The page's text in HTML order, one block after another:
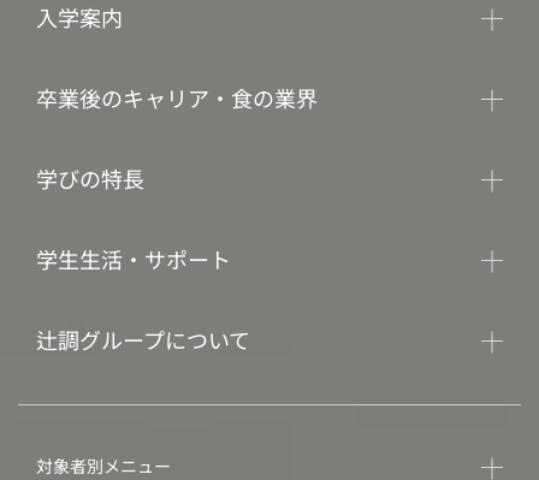
入学案内
卒業後のキャリア・食の業界
学びの特長
学生生活・サポート
辻調グループについて
対象者別メニュー